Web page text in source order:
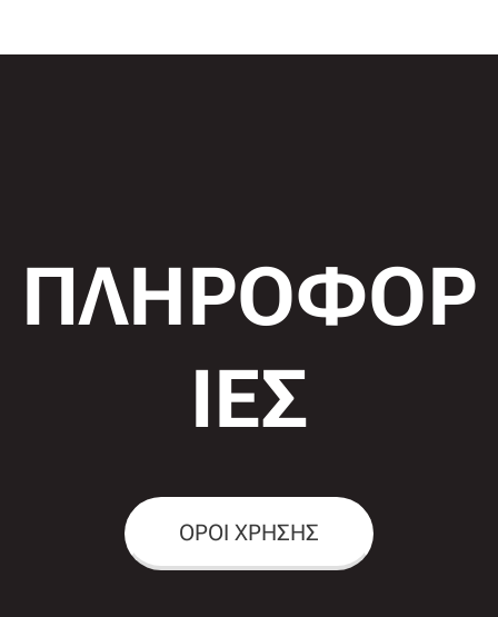
ΠΛΗΡΟΦΟΡ
ΙΕΣ
ΟΡΟΙ ΧΡΗΣΗΣ